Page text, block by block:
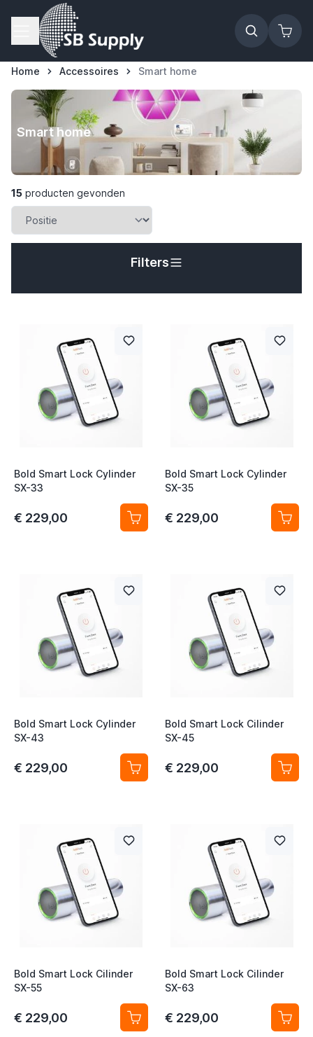
Ga naar de inhoud
Home Accessoires Smart home
Smart home
15 producten gevonden
Filters
Bold Smart Lock Cylinder
SX-33
€ 229,00
Bold Smart Lock Cylinder
SX-35
€ 229,00
Bold Smart Lock Cylinder
SX-43
€ 229,00
Bold Smart Lock Cilinder
SX-45
€ 229,00
Bold Smart Lock Cilinder
SX-55
€ 229,00
Bold Smart Lock Cilinder
SX-63
€ 229,00